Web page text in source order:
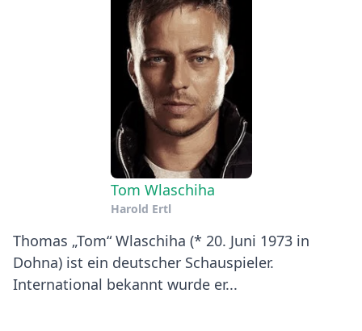
Tom Wlaschiha
Harold Ertl
Thomas „Tom“ Wlaschiha (* 20. Juni 1973 in
Dohna) ist ein deutscher Schauspieler.
International bekannt wurde er...